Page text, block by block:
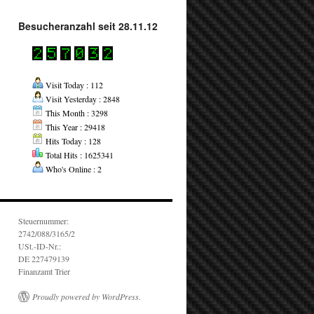
Besucheranzahl seit 28.11.12
Visit Today : 112
Visit Yesterday : 2848
This Month : 3298
This Year : 29418
Hits Today : 128
Total Hits : 1625341
Who's Online : 2
Steuernummer:
2742/088/3165/2
USt.-ID-Nr.:
DE 227479139
Finanzamt Trier
Proudly powered by WordPress.